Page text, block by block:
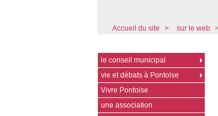
Accueil du site > sur le web
le conseil municipal
vie et débats à Pontoise
Vivre Pontoise
une association